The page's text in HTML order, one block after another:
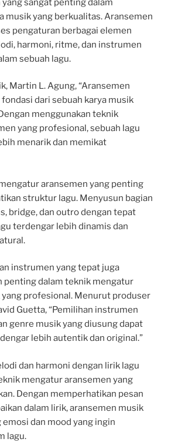
sangat penting dalam
musik yang berkualitas. Aransemen
pengaturan berbagai elemen
harmoni, ritme, dan instrumen
sebuah lagu.
Martin L. Agung, “Aransemen
dari sebuah karya musik
menggunakan teknik
yang profesional, sebuah lagu
menarik dan memikat
aransemen yang penting
struktur lagu. Menyusun bagian
bridge, dan outro dengan tepat
terdengar lebih dinamis dan
instrumen yang tepat juga
penting dalam teknik mengatur
profesional. Menurut produser
Guetta, “Pemilihan instrumen
genre musik yang diusung dapat
lebih autentik dan original.”
dan harmoni dengan lirik lagu
mengatur aransemen yang
Dengan memperhatikan pesan
dalam lirik, aransemen musik
dan mood yang ingin
lagu.